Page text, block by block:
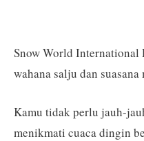
Snow World International
wahana salju dan
Kamu tidak perlu jauh-
menikmati cuaca dingin